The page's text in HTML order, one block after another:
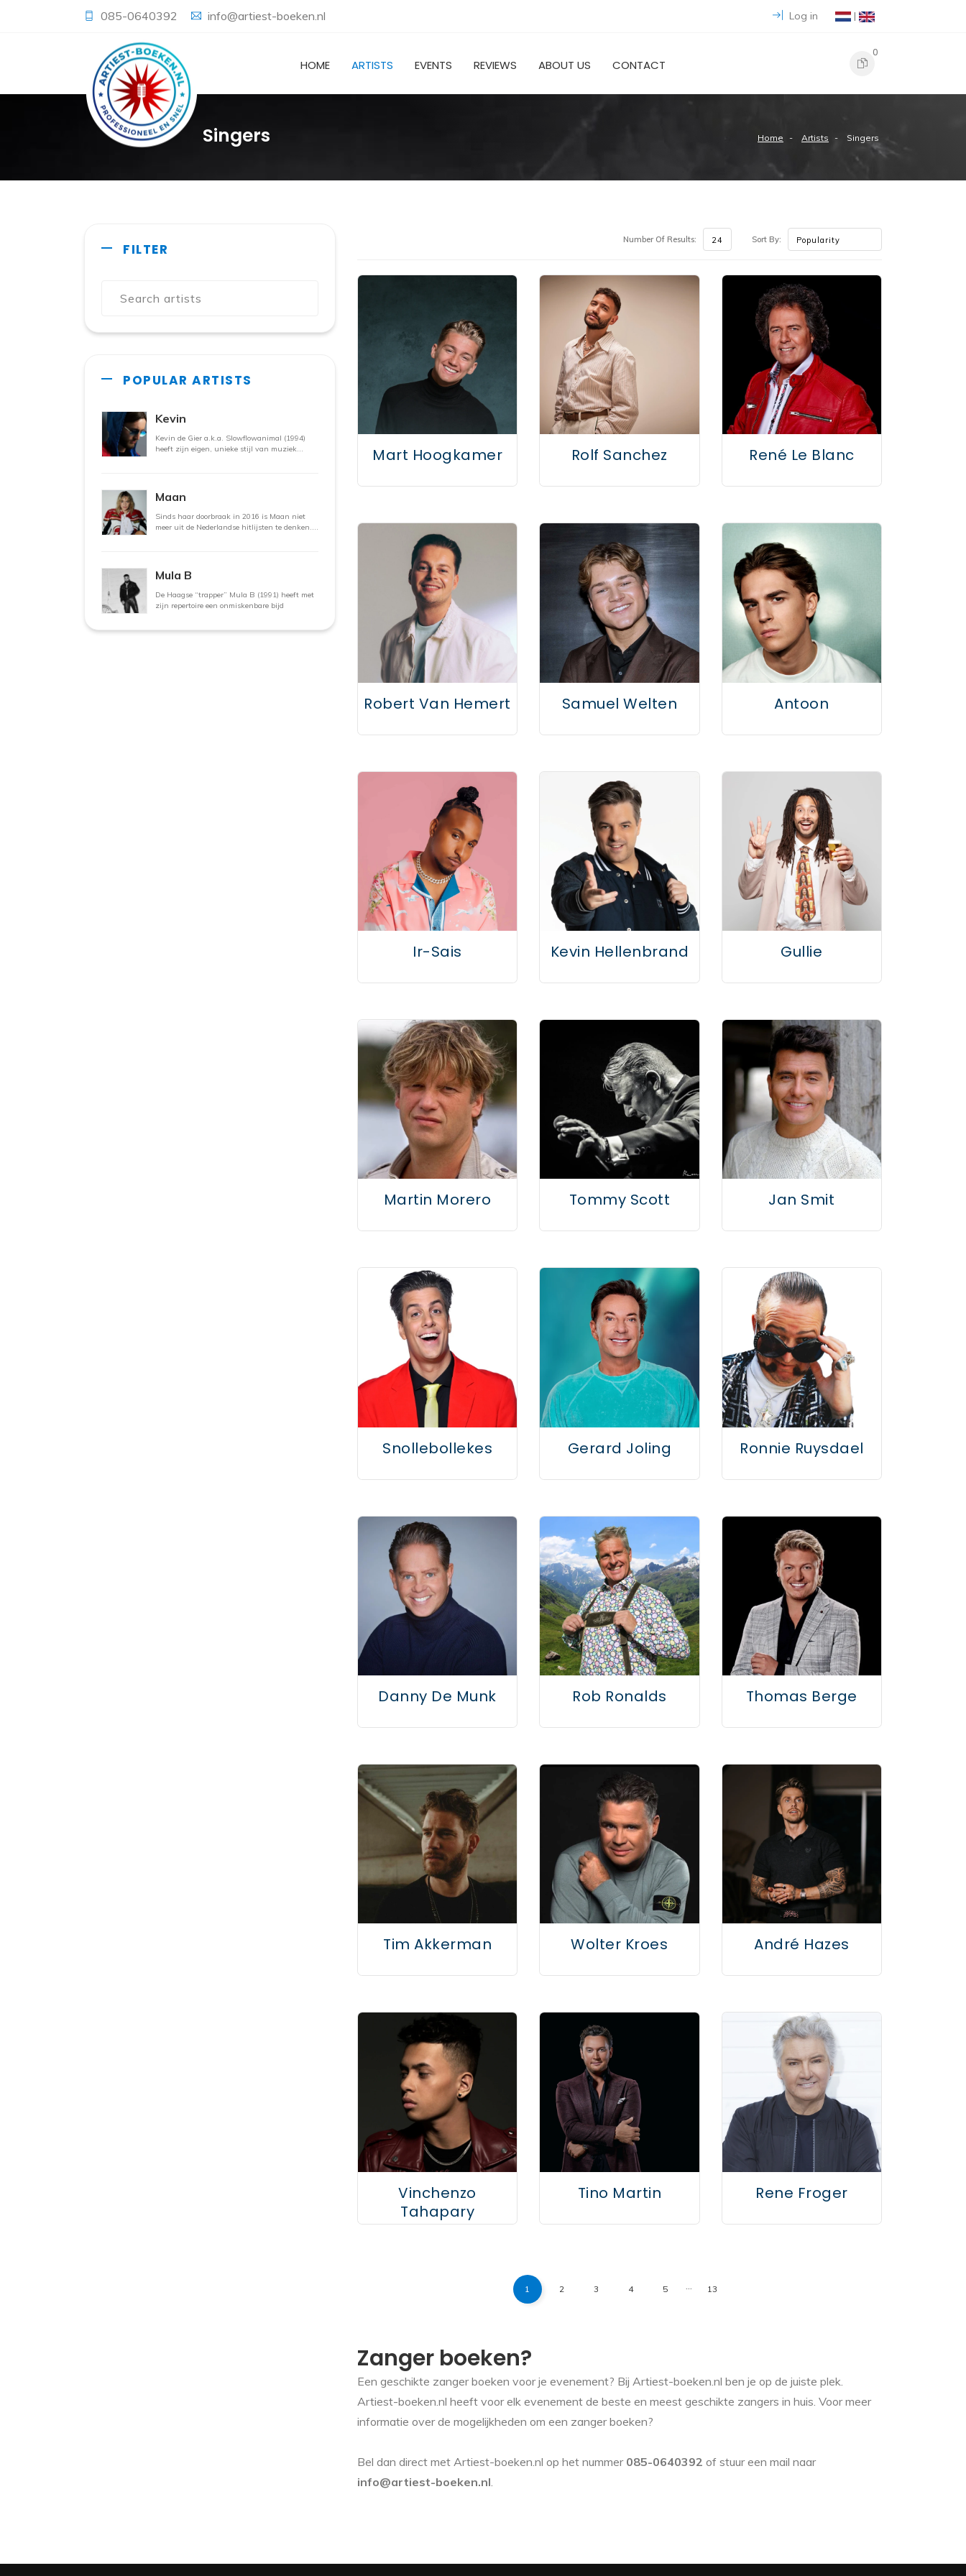
085-0640392 info@artiest-boeken.nl Log in |
HOME ARTISTS EVENTS REVIEWS ABOUT US CONTACT
0
Singers Home Artists Singers
FILTER
POPULAR ARTISTS
Kevin
Kevin de Gier a.k.a. Slowflowanimal (1994)
heeft zijn eigen, unieke stijl van muziek
Maan
Sinds haar doorbraak in 2016 is Maan niet
meer uit de Nederlandse hitlijsten te denken.
Mula B
De Haagse “trapper” Mula B (1991) heeft met
zijn repertoire een onmiskenbare bijd
Number Of Results: Sort By:
Mart Hoogkamer Rolf Sanchez René Le Blanc
Robert Van Hemert Samuel Welten Antoon
Ir-Sais Kevin Hellenbrand Gullie
Martin Morero Tommy Scott Jan Smit
Snollebollekes Gerard Joling Ronnie Ruysdael
Danny De Munk Rob Ronalds Thomas Berge
Tim Akkerman Wolter Kroes André Hazes
Vinchenzo
Tahapary
Tino Martin Rene Froger
1 2 3 4 5 13
Zanger boeken?
Een geschikte zanger boeken voor je evenement? Bij Artiest-boeken.nl ben je op de juiste plek.
Artiest-boeken.nl heeft voor elk evenement de beste en meest geschikte zangers in huis. Voor meer
informatie over de mogelijkheden om een zanger boeken?
Bel dan direct met Artiest-boeken.nl op het nummer 085-0640392 of stuur een mail naar
info@artiest-boeken.nl